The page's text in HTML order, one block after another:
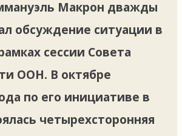
Макрон дважды
обсуждение ситуации в
сессии Совета
ООН. В октябре
по его инициативе в
четырехсторонняя